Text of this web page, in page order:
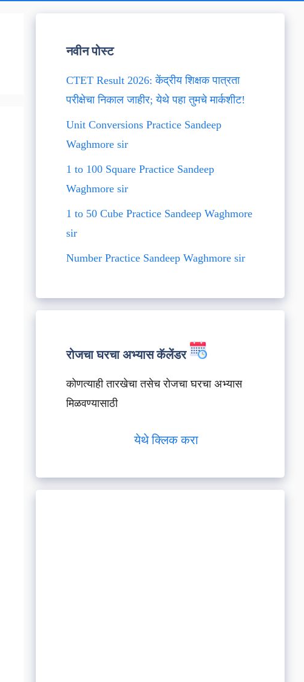
नवीन पोस्ट
CTET Result 2026: केंद्रीय शिक्षक पात्रता
परीक्षेचा निकाल जाहीर; येथे पहा तुमचे मार्कशीट!
Unit Conversions Practice Sandeep
Waghmore sir
1 to 100 Square Practice Sandeep
Waghmore sir
1 to 50 Cube Practice Sandeep Waghmore
sir
Number Practice Sandeep Waghmore sir
रोजचा घरचा अभ्यास कॅलेंडर
कोणत्याही तारखेचा तसेच रोजचा घरचा अभ्यास
मिळवण्यासाठी
येथे क्लिक करा